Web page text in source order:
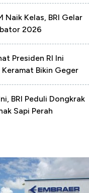
Naik Kelas, BRI Gelar
2026
Presiden RI Ini
Bikin Geger
BRI Peduli Dongkrak
Sapi Perah